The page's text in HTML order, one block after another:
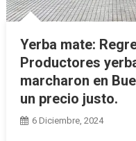
Yerba mate:
Productores
marcharon en
un precio justo.
6 Diciembre, 2024